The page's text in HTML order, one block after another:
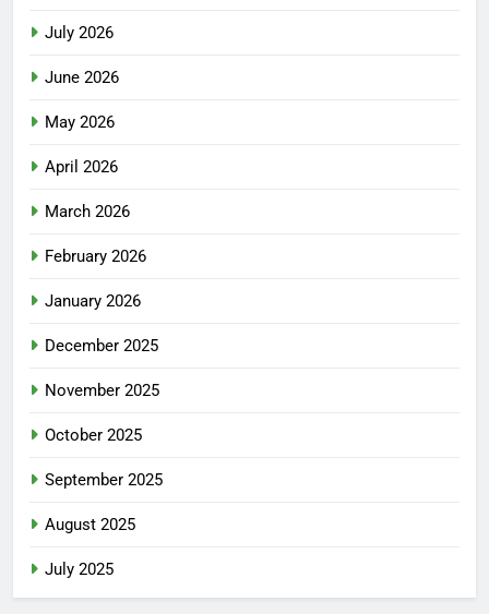
July 2026
June 2026
May 2026
April 2026
March 2026
February 2026
January 2026
December 2025
November 2025
October 2025
September 2025
August 2025
July 2025